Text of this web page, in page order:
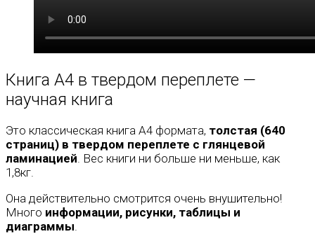
Книга А4 в твердом переплете —
научная книга
Это классическая книга А4 формата, толстая (640
страниц) в твердом переплете с глянцевой
ламинацией . Вес книги ни больше ни меньше, как
1,8кг.
Она действительно смотрится очень внушительно!
Много информации, рисунки, таблицы и
диаграммы